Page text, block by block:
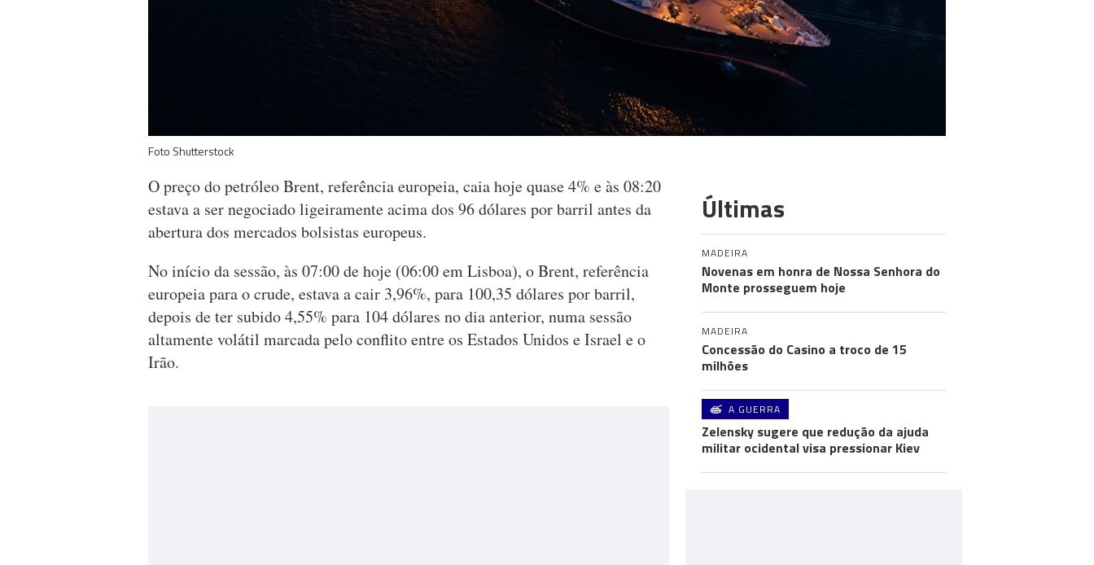
Foto Shutterstock
O preço do petróleo Brent, referência europeia, caia hoje quase 4% e às 08:20
estava a ser negociado ligeiramente acima dos 96 dólares por barril antes da
abertura dos mercados bolsistas europeus.
No início da sessão, às 07:00 de hoje (06:00 em Lisboa), o Brent, referência
europeia para o crude, estava a cair 3,96%, para 100,35 dólares por barril,
depois de ter subido 4,55% para 104 dólares no dia anterior, numa sessão
altamente volátil marcada pelo conflito entre os Estados Unidos e Israel e o
Irão.
Últimas
MADEIRA
Novenas em honra de Nossa Senhora do
Monte prosseguem hoje
MADEIRA
Concessão do Casino a troco de 15
milhões
A GUERRA
Zelensky sugere que redução da ajuda
militar ocidental visa pressionar Kiev